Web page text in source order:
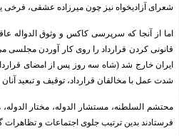
شعرای آزادیخواه نیز چون میرزاده عشقی، فرخی
اما از آنجا که سرپرسی کاکس و وثوق الدواله
قانونی کردن قرارداد را روی کار آوردن مجلسی
ایران خارج شد (شاه سه روز پس از امضای
شدت عمل با مخالفان قرارداد، توقیف و تبعید
محتشم السلطنه، مستشار الدوله، مختار
فرستادند بدین ترتیب جلوی اجتماعات و